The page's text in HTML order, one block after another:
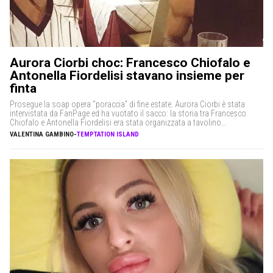
Aurora Ciorbi choc: Francesco Chiofalo e
Antonella Fiordelisi stavano insieme per
finta
Prosegue la soap opera “poraccia” di fine estate. Aurora Ciorbi è stata
intervistata da FanPage ed ha vuotato il sacco: la storia tra Francesco
Chiofalo e Antonella Fiordelisi era stata organizzata a tavolino
dall’agenzia. Successivamente però, come qualsiasi film adolescenziale
VALENTINA GAMBINO-TEMPTATION ISLAND